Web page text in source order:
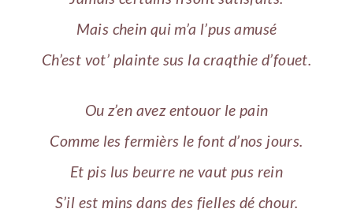
Mais chein qui m’a l’pus amusé
Ch’est vot’ plainte sus la craqthie d’fouet.
Ou z’en avez entouor le pain
Comme les fermièrs le font d’nos jours.
Et pis lus beurre ne vaut pus rein
S’il est mins dans des fielles dé chour.